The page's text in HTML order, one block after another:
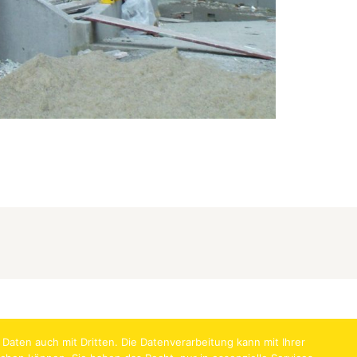
Kontaktieren Sie uns: office@hentschlaeger.at
auch mit Dritten. Die Datenverarbeitung kann mit Ihrer